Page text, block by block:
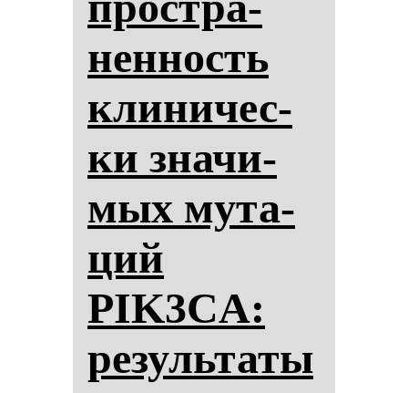
нен­ность
кли­ни­чес­
ки зна­чи­
мых му­та­
ций
PIK3CA:
ре­зуль­та­ты